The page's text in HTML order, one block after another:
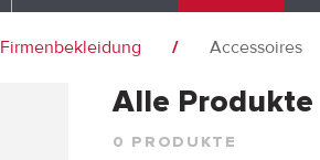
Firmenbekleidung / Accessoires
Alle Produkte
0 PRODUKTE